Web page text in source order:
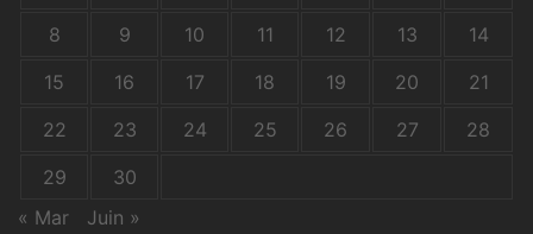
8
9 10 11 12 13
14
15
16 17 18 19 20
21
22
23 24 25 26 27
28
29
30
« Mar
Juin »